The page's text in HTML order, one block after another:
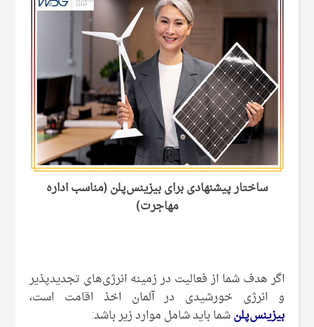
ساختار پیشنهادی برای بیزینس‌پلن (مناسب اداره
مهاجرت)
اگر هدف شما از فعالیت در زمینه انرژی‌های تجدیدپذیر
و انرژی خورشیدی در آلمان اخذ اقامت است،
بیزینس‌پلنشما باید شامل موارد زیر باشد: